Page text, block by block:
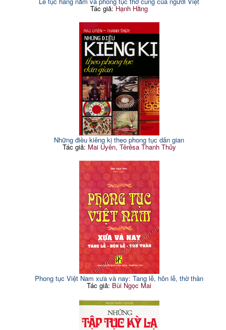
Tác giả:Hạnh Hằng
Những điều kiêng kị theo phong tục dân gian
Tác giả: Mai Uyên, Têrêsa Thanh Thủy
Phong tục Việt Nam xưa và nay: Tang lễ, hôn lễ, thờ thần
Tác giả: Bùi Ngọc Mai